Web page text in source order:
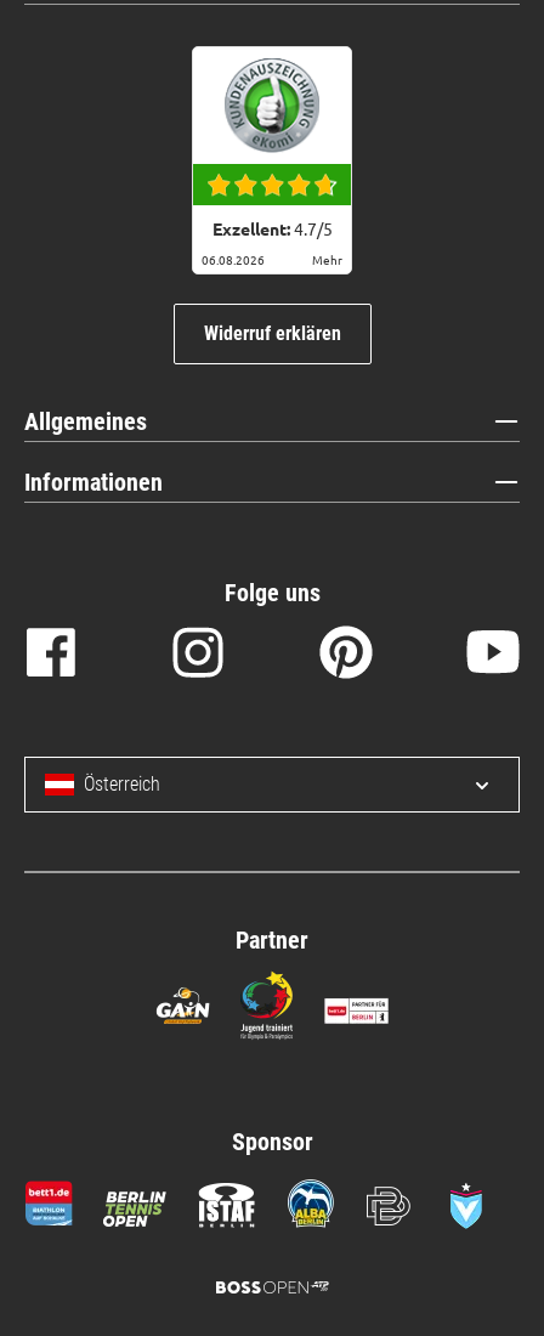
Exzellent:4.7/5
06.08.2026 Mehr
Widerruf erklären
Allgemeines
Informationen
Folge uns
Österreich
Partner
Sponsor